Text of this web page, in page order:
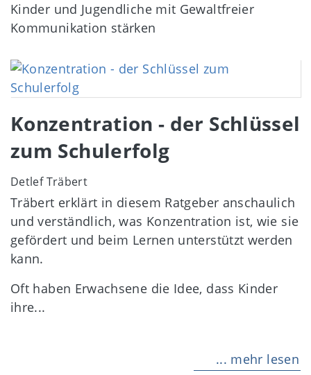
Kinder und Jugendliche mit Gewaltfreier
Kommunikation stärken
Image
Konzentration - der Schlüssel
zum Schulerfolg
Detlef Träbert
Träbert erklärt in diesem Ratgeber anschaulich
und verständlich, was Konzentration ist, wie sie
gefördert und beim Lernen unterstützt werden
kann.
Oft haben Erwachsene die Idee, dass Kinder
ihre...
... mehr lesen